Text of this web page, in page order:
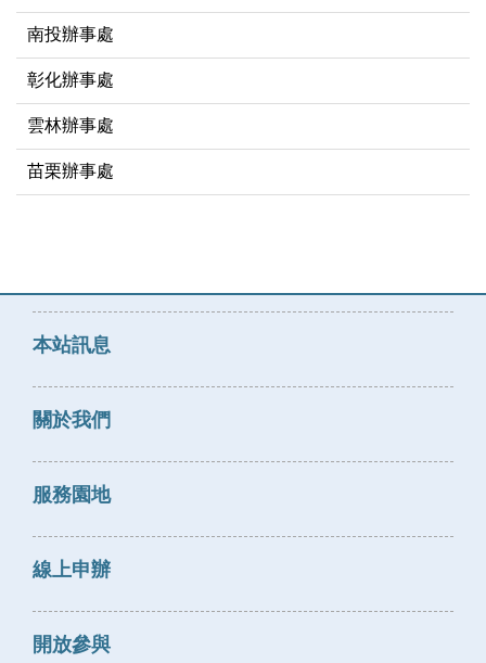
南投辦事處
彰化辦事處
雲林辦事處
苗栗辦事處
本站訊息
關於我們
服務園地
線上申辦
開放參與